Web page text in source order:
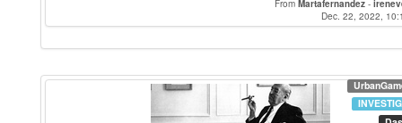
From Martafernandez -
Dec. 22, 2022,